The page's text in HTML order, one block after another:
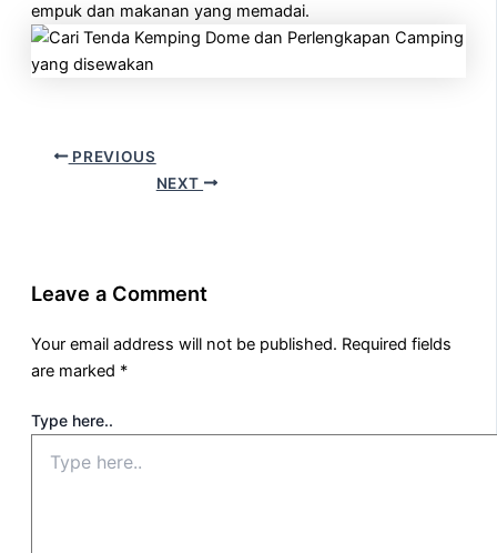
empuk dan makanan yang memadai.
PREVIOUS
NEXT
Leave a Comment
Your email address will not be published. Required fields
are marked *
Type here..